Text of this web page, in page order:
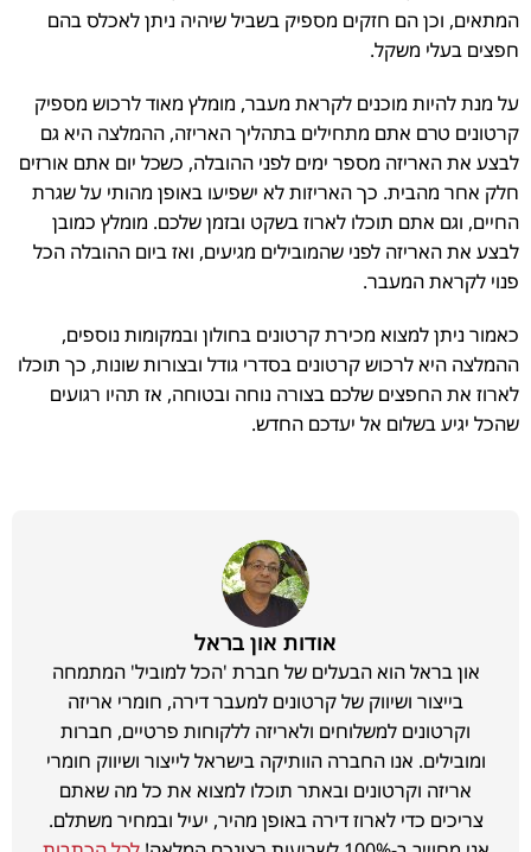
המתאים, וכן הם חזקים מספיק בשביל שיהיה ניתן לאכלס בהם
חפצים בעלי משקל.
על מנת להיות מוכנים לקראת מעבר, מומלץ מאוד לרכוש מספיק
קרטונים טרם אתם מתחילים בתהליך האריזה, ההמלצה היא גם
לבצע את האריזה מספר ימים לפני ההובלה, כשכל יום אתם אורזים
חלק אחר מהבית. כך האריזות לא ישפיעו באופן מהותי על שגרת
החיים, וגם אתם תוכלו לארוז בשקט ובזמן שלכם. מומלץ כמובן
לבצע את האריזה לפני שהמובילים מגיעים, ואז ביום ההובלה הכל
פנוי לקראת המעבר.
כאמור ניתן למצוא מכירת קרטונים בחולון ובמקומות נוספים,
ההמלצה היא לרכוש קרטונים בסדרי גודל ובצורות שונות, כך תוכלו
לארוז את החפצים שלכם בצורה נוחה ובטוחה, אז תהיו רגועים
שהכל יגיע בשלום אל יעדכם החדש.
אודות און בראל
און בראל הוא הבעלים של חברת 'הכל למוביל' המתמחה
בייצור ושיווק של קרטונים למעבר דירה, חומרי אריזה
וקרטונים למשלוחים ולאריזה ללקוחות פרטיים, חברות
ומובילים. אנו החברה הוותיקה בישראל לייצור ושיווק חומרי
אריזה וקרטונים ובאתר תוכלו למצוא את כל מה שאתם
צריכים כדי לארוז דירה באופן מהיר, יעיל ובמחיר משתלם.